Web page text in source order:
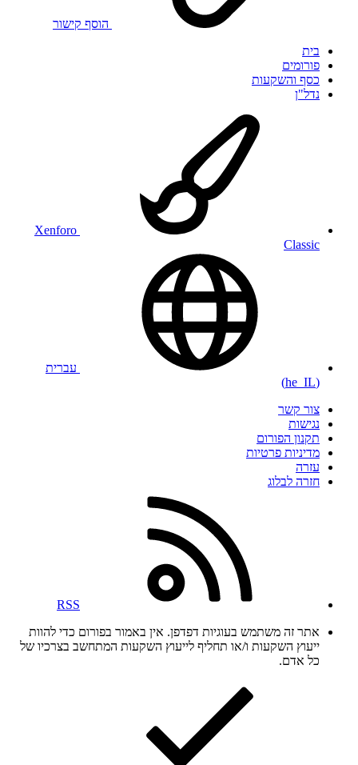
הוסף קישור
בית
פורומים
כסף והשקעות
נדל"ן
Xenforo
Classic
עברית
(he_IL)
צור קשר
נגישות
תקנון הפורום
מדיניות פרטיות
עזרה
חזרה לבלוג
RSS
אתר זה משתמש בעוגיות דפדפן. אין באמור בפורום כדי להוות
ייעוץ השקעות ו/או תחליף לייעוץ השקעות המתחשב בצרכיו של
כל אדם.